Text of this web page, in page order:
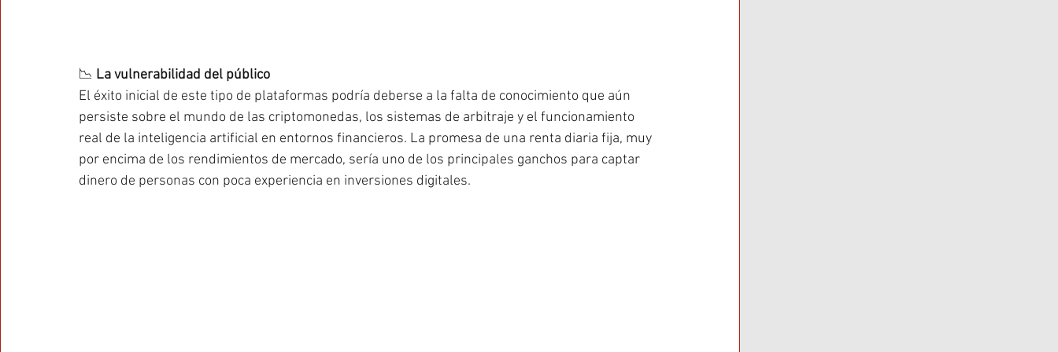
📉 La vulnerabilidad del público
El éxito inicial de este tipo de plataformas podría deberse a la falta de conocimiento que aún
persiste sobre el mundo de las criptomonedas, los sistemas de arbitraje y el funcionamiento
real de la inteligencia artificial en entornos financieros. La promesa de una renta diaria fija, muy
por encima de los rendimientos de mercado, sería uno de los principales ganchos para captar
dinero de personas con poca experiencia en inversiones digitales.